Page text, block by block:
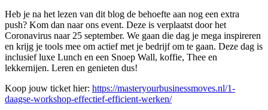
Heb je na het lezen van dit blog de behoefte aan nog een extra
push? Kom dan naar ons event. Deze is verplaatst door het
Coronavirus naar 25 september. We gaan die dag je mega inspireren
en krijg je tools mee om actief met je bedrijf om te gaan. Deze dag is
inclusief luxe Lunch en een Snoep Wall, koffie, Thee en
lekkernijen. Leren en genieten dus!
Koop jouw ticket hier: https://masteryourbusinessmoves.nl/1-
daagse-workshop-effectief-efficient-werken/